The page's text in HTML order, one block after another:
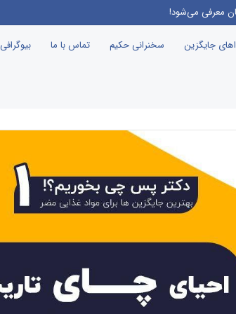
معرفی می‌شود!
جایگزین سخنرانی حکیم تماس با ما